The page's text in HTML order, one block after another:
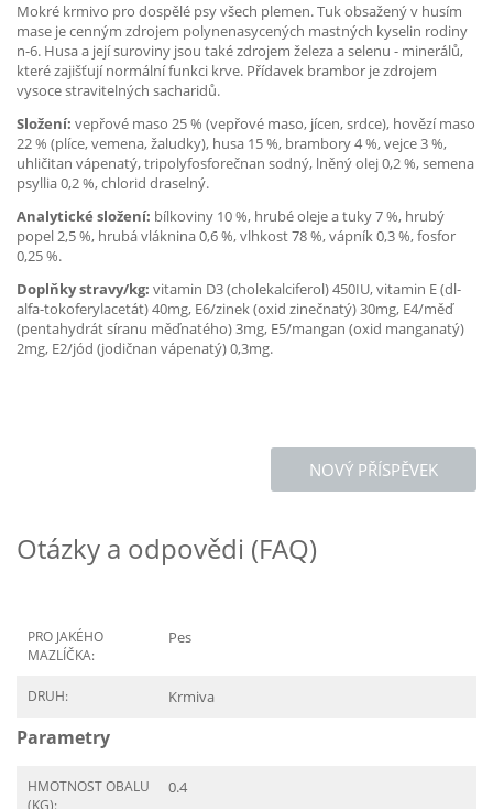
Mokré krmivo pro dospělé psy všech plemen. Tuk obsažený v husím
mase je cenným zdrojem polynenasycených mastných kyselin rodiny
n-6. Husa a její suroviny jsou také zdrojem železa a selenu - minerálů,
které zajišťují normální funkci krve. Přídavek brambor je zdrojem
vysoce stravitelných sacharidů.
Složení: vepřové maso 25 % (vepřové maso, jícen, srdce), hovězí maso
22 % (plíce, vemena, žaludky), husa 15 %, brambory 4 %, vejce 3 %,
uhličitan vápenatý, tripolyfosforečnan sodný, lněný olej 0,2 %, semena
psyllia 0,2 %, chlorid draselný.
Analytické složení: bílkoviny 10 %, hrubé oleje a tuky 7 %, hrubý
popel 2,5 %, hrubá vláknina 0,6 %, vlhkost 78 %, vápník 0,3 %, fosfor
0,25 %.
Doplňky stravy/kg: vitamin D3 (cholekalciferol) 450IU, vitamin E (dl-
alfa-tokoferylacetát) 40mg, E6/zinek (oxid zinečnatý) 30mg, E4/měď
(pentahydrát síranu měďnatého) 3mg, E5/mangan (oxid manganatý)
2mg, E2/jód (jodičnan vápenatý) 0,3mg.
NOVÝ PŘÍSPĚVEK
Otázky a odpovědi (FAQ)
PRO JAKÉHO
MAZLÍČKA:
Pes
DRUH: Krmiva
Parametry
HMOTNOST OBALU
(KG):
0.4